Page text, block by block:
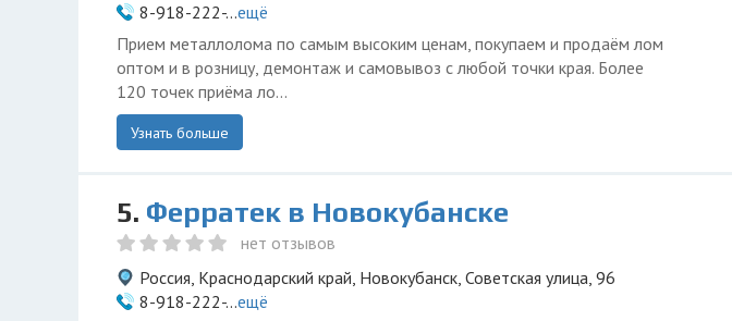
8-918-222-...ещё
Прием металлолома по самым высоким ценам, покупаем и продаём лом
оптом и в розницу, демонтаж и самовывоз с любой точки края. Более
120 точек приёма ло...
Узнать больше
5. Ферратек в Новокубанске
нет отзывов
Россия, Краснодарский край, Новокубанск, Советская улица, 96
8-918-222-...ещё